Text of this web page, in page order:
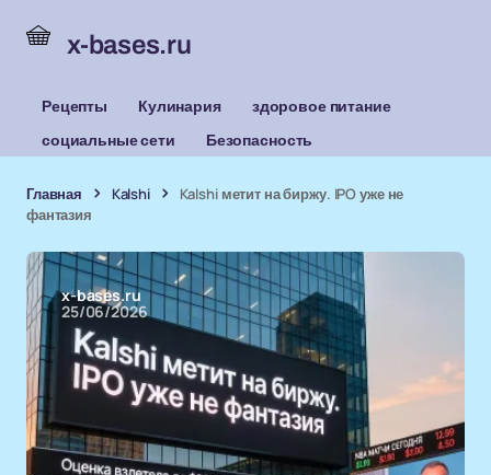
x-bases.ru
Рецепты Кулинария
здоровое питание
социальные сети
Безопасность
Главная Kalshi
Kalshi метит на биржу. IPO уже не
фантазия
x-bases.ru
25/06/2026